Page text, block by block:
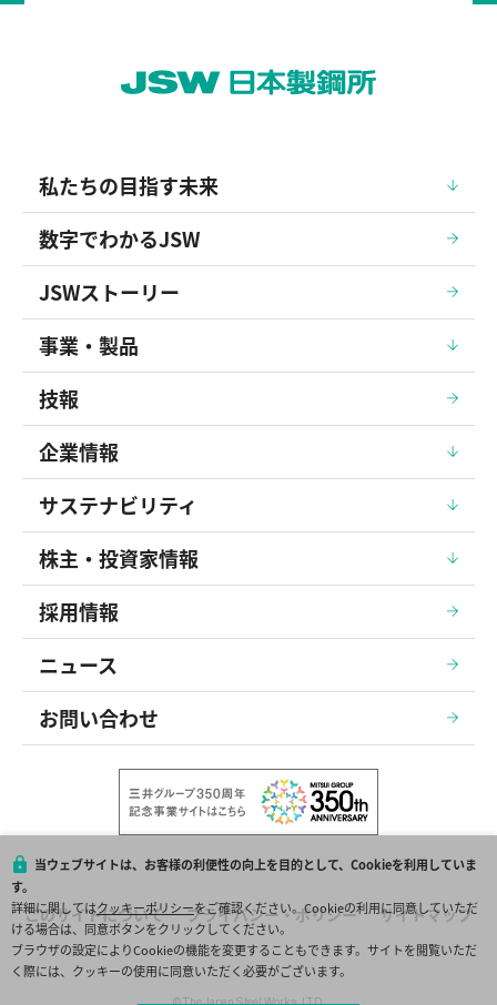
私たちの目指す未来
数字でわかるJSW
JSWストーリー
事業・製品
技報
企業情報
サステナビリティ
株主・投資家情報
採用情報
ニュース
お問い合わせ
このサイトについて プライバシー・ポリシー サイトマップ
© The Japan Steel Works, LTD.
当ウェブサイトは、お客様の利便性の向上を目的として、Cookieを利用していま
す。
詳細に関してはクッキーポリシーをご確認ください。Cookieの利用に同意していただ
ける場合は、同意ボタンをクリックしてください。
ブラウザの設定によりCookieの機能を変更することもできます。サイトを閲覧いただ
く際には、クッキーの使用に同意いただく必要がございます。